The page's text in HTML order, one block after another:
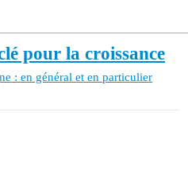
pour la croissance
: en général et en particulier